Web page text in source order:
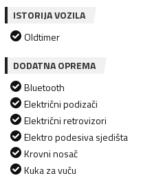
ISTORIJA VOZILA
Oldtimer
DODATNA OPREMA
Bluetooth
Električni podizači
Električni retrovizori
Elektro podesiva sjedišta
Krovni nosač
Kuka za vuču